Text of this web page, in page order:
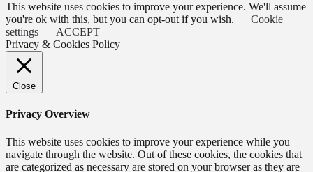
This website uses cookies to improve your experience. We'll assume
you're ok with this, but you can opt-out if you wish.
Cookie
settings
ACCEPT
Privacy & Cookies Policy
Close
Privacy Overview
This website uses cookies to improve your experience while you
navigate through the website. Out of these cookies, the cookies that
are categorized as necessary are stored on your browser as they are